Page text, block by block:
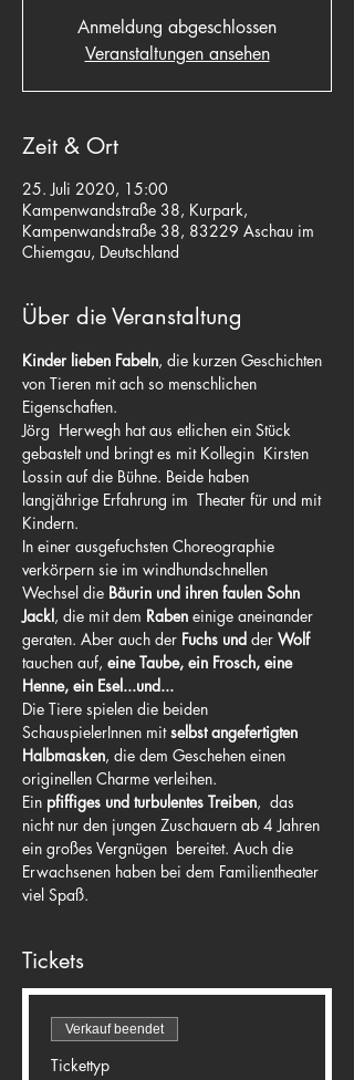
Anmeldung abgeschlossen
Veranstaltungen ansehen
Zeit & Ort
25. Juli 2020, 15:00
Kampenwandstraße 38, Kurpark,
Kampenwandstraße 38, 83229 Aschau im
Chiemgau, Deutschland
Über die Veranstaltung
Kinder lieben Fabeln, die kurzen Geschichten
von Tieren mit ach so menschlichen
Eigenschaften.
Jörg  Herwegh hat aus etlichen ein Stück
gebastelt und bringt es mit Kollegin  Kirsten
Lossin auf die Bühne. Beide haben
langjährige Erfahrung im  Theater für und mit
Kindern.
In einer ausgefuchsten Choreographie
verkörpern sie im windhundschnellen
Wechsel die Bäurin und ihren faulen Sohn
Jackl, die mit dem Raben einige aneinander
geraten. Aber auch der Fuchs und der Wolf
tauchen auf, eine Taube, ein Frosch, eine
Henne, ein Esel...und...
Die Tiere spielen die beiden
SchauspielerInnen mit selbst angefertigten
Halbmasken, die dem Geschehen einen
originellen Charme verleihen.
Ein pfiffiges und turbulentes Treiben,  das
nicht nur den jungen Zuschauern ab 4 Jahren
ein großes Vergnügen  bereitet. Auch die
Erwachsenen haben bei dem Familientheater
viel Spaß.
Tickets
Verkauf beendet
Tickettyp